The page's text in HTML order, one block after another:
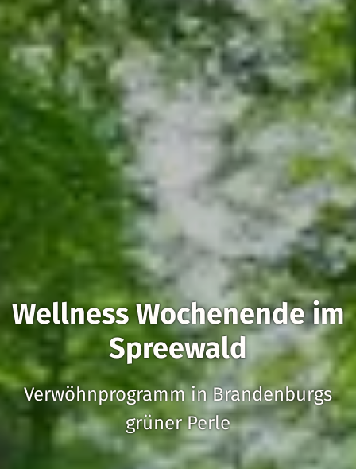
Wellness Wochenende im
Spreewald
Verwöhnprogramm in Brandenburgs
grüner Perle